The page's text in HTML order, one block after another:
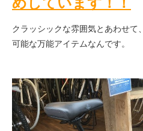
メディア
募集中の求人情報
クラッシックな雰囲気とあわせて
可能な万能アイテムなんです。